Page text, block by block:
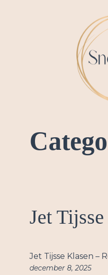
Jet
Jet Tijsse Klasen –
december 8, 2025